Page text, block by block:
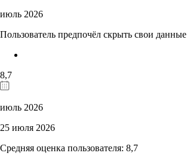
июль 2026
Пользователь предпочёл скрыть свои данные
8,7
июль 2026
25 июля 2026
Средняя оценка пользователя: 8,7